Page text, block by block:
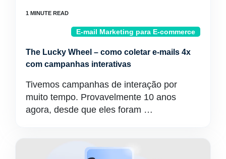
E-mail Marketing para E-commerce
The Lucky Wheel – como coletar e-mails 4x
com campanhas interativas
Tivemos campanhas de interação por
muito tempo. Provavelmente 10 anos
agora, desde que eles foram …